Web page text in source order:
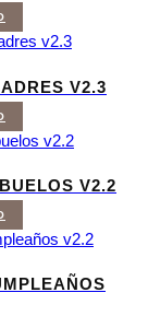
V2.3
V2.2